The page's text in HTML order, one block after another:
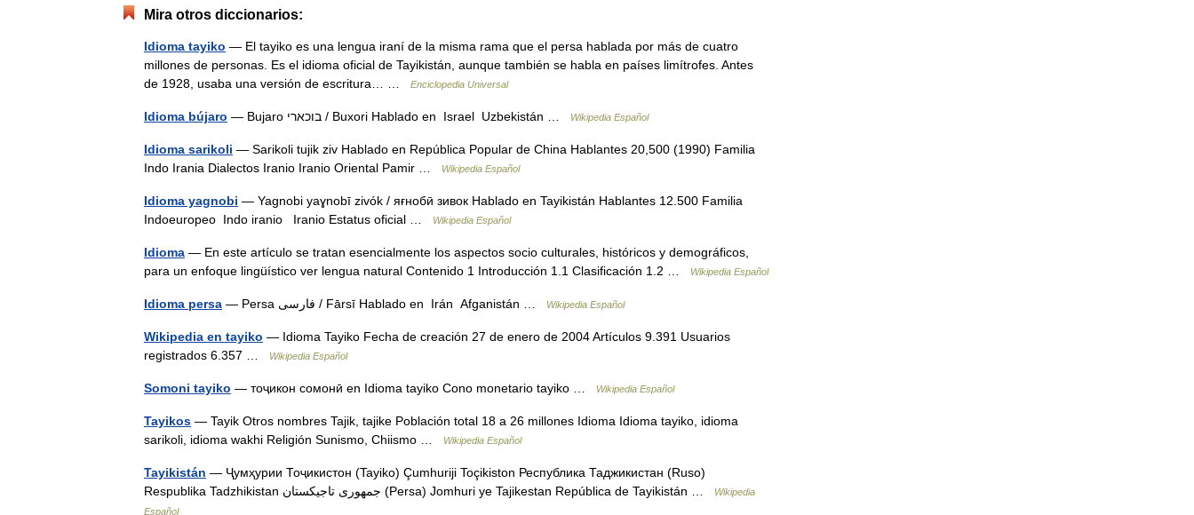
Mira otros diccionarios:
Idioma tayiko — El tayiko es una lengua iraní de la misma rama que el persa hablada por más de cuatro
millones de personas. Es el idioma oficial de Tayikistán, aunque también se habla en países limítrofes. Antes
de 1928, usaba una versión de escritura… …
Enciclopedia Universal
Idioma bújaro — Bujaro בוכארי / Buxori Hablado en Israel Uzbekistán … Wikipedia Español
Idioma sarikoli — Sarikoli tujik ziv Hablado en República Popular de China Hablantes 20,500 (1990) Familia
Indo Irania Dialectos Iranio Iranio Oriental Pamir …
Wikipedia Español
Idioma yagnobi — Yagnobi yaɣnobī zivók / яғнобӣ зивок Hablado en Tayikistán Hablantes 12.500 Familia
Indoeuropeo Indo iranio Iranio Estatus oficial …
Wikipedia Español
Idioma — En este artículo se tratan esencialmente los aspectos socio culturales, históricos y demográficos,
para un enfoque lingüístico ver lengua natural Contenido 1 Introducción 1.1 Clasificación 1.2 …
Wikipedia Español
Idioma persa — Persa فارسی / Fārsī Hablado en Irán Afganistán … Wikipedia Español
Wikipedia en tayiko — Idioma Tayiko Fecha de creación 27 de enero de 2004 Artículos 9.391 Usuarios
registrados 6.357 …
Wikipedia Español
Somoni tayiko — тоҷикон сомонӣ en Idioma tayiko Cono monetario tayiko … Wikipedia Español
Tayikos — Tayik Otros nombres Tajik, tajike Población total 18 a 26 millones Idioma Idioma tayiko, idioma
sarikoli, idioma wakhi Religión Sunismo, Chiismo …
Wikipedia Español
Tayikistán — Ҷумҳурии Тоҷикистон (Tayiko) Çumhuriji Toçikiston Республика Таджикистан (Ruso)
Respublika Tadzhikistan جمهوری تاجیکستان (Persa) Jomhuri ye Tajikestan República de Tayikistán …
Wikipedia
Español